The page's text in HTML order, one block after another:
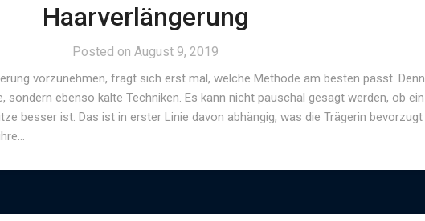
Haarverlängerung
Posted onAugust 9, 2019
vorzunehmen, fragt sich erst mal, welche Methode am besten passt. Denn
sondern ebenso kalte Techniken. Es kann nicht pauschal gesagt werden, ob ein
besser ist. Das ist in erster Linie davon abhängig, was die Trägerin bevorzugt